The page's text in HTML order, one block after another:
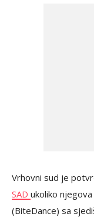
Vrhovni sud je
SAD ukoliko
(BiteDance) sa